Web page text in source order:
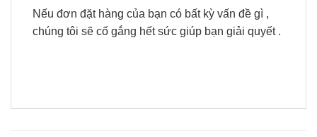
Nếu đơn đặt hàng của bạn có bất kỳ vấn đề gì ,
chúng tôi sẽ cố gắng hết sức giúp bạn giải quyết .